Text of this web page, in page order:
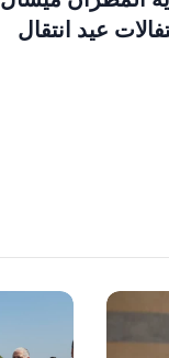
عيد انتقال